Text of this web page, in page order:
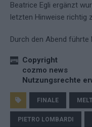
Beatrice Egli ergänzt
letzten Hinweise richtig
Durch den Abend
Copyright
cozmo news
Nutzungsrechte
FINALE
PIETRO LOMBARDI